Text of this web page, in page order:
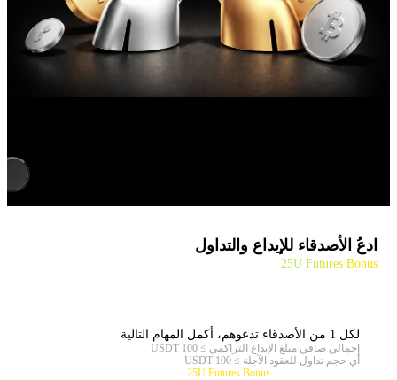
ادعُ الأصدقاء للإيداع والتداول
25U Futures Bonus
لكل 1 من الأصدقاء تدعوهم، أكمل المهام التالية
إجمالي صافي مبلغ الإيداع التراكمي ≥ 100 USDT
أي حجم تداول للعقود الآجلة ≥ 100 USDT
25U Futures Bonus